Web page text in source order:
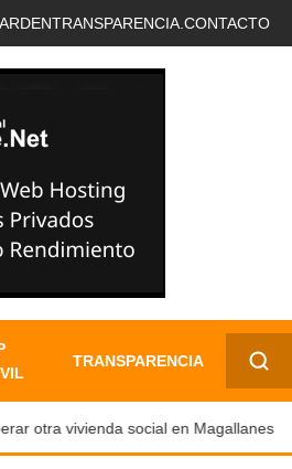
TRANSPARENCIA. CONTACTO
TRANSPARENCIA
✕
otra vivienda social en Magallanes